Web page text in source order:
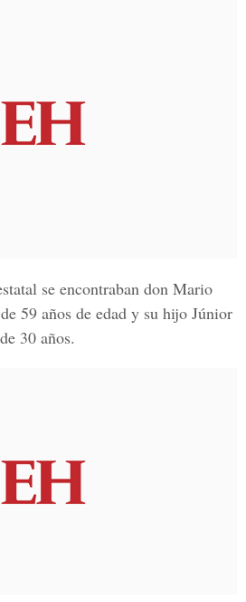
se encontraban don Mario
59 años de edad y su hijo Júnior
30 años.